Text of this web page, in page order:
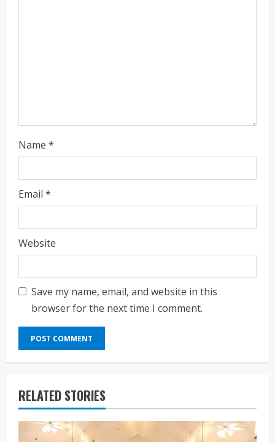
Name *
Email *
Website
Save my name, email, and website in this
browser for the next time I comment.
RELATED STORIES